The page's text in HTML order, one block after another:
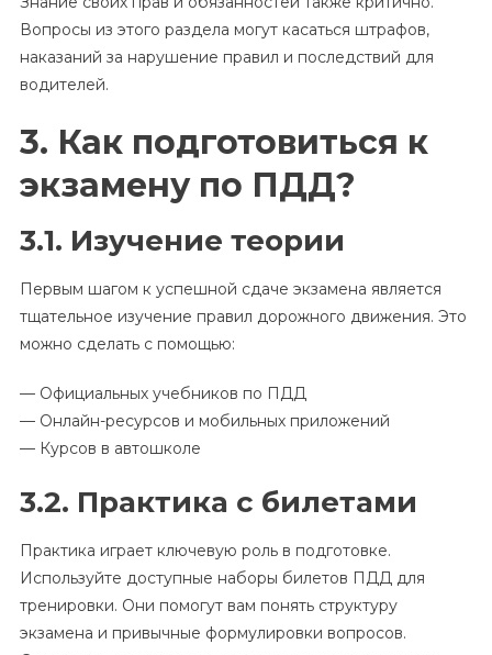
Вопросы из этого раздела могут касаться штрафов,
наказаний за нарушение правил и последствий для
водителей.
3. Как подготовиться к
экзамену по ПДД?
3.1. Изучение теории
Первым шагом к успешной сдаче экзамена является
тщательное изучение правил дорожного движения. Это
можно сделать с помощью:
— Официальных учебников по ПДД
— Онлайн-ресурсов и мобильных приложений
— Курсов в автошколе
3.2. Практика с билетами
Практика играет ключевую роль в подготовке.
Используйте доступные наборы билетов ПДД для
тренировки. Они помогут вам понять структуру
экзамена и привычные формулировки вопросов.